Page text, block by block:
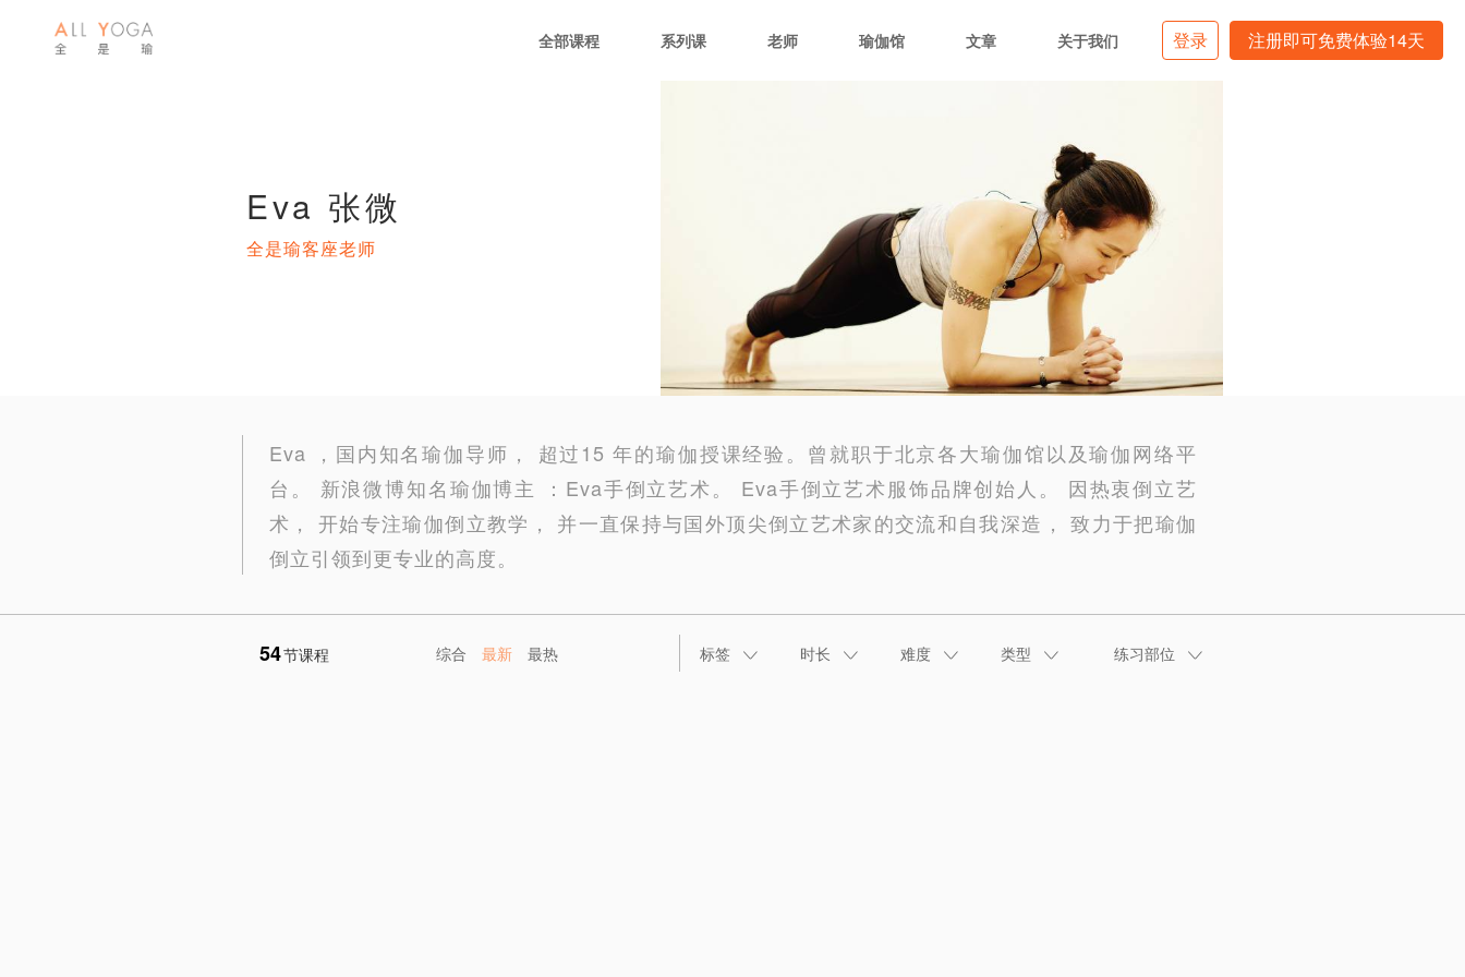
全部课程 系列课 老师 瑜伽馆 文章 关于我们 登录 注册即可免费体验14天
Eva 张微
全是瑜客座老师
Eva ，国内知名瑜伽导师， 超过15 年的瑜伽授课经验。曾就职于北京各大瑜伽馆以及瑜伽网络平
台。 新浪微博知名瑜伽博主 ：Eva手倒立艺术。 Eva手倒立艺术服饰品牌创始人。 因热衷倒立艺
术， 开始专注瑜伽倒立教学， 并一直保持与国外顶尖倒立艺术家的交流和自我深造， 致力于把瑜伽
倒立引领到更专业的高度。
54节课程 综合 最新 最热 标签 时长 难度 类型 练习部位